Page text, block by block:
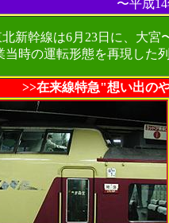
〜平成
新幹線は6月23日に、大宮
当時の運転形態を再現した
>>在来線特急"想い出の